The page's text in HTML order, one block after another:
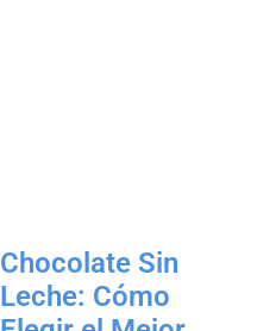
Chocolate Sin
Leche: Cómo